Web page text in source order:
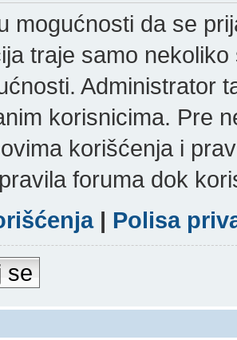
mogućnosti da se
traje samo
Administrator
korisnicima. Pre
korišćenja i
foruma dok
| Polisa
se